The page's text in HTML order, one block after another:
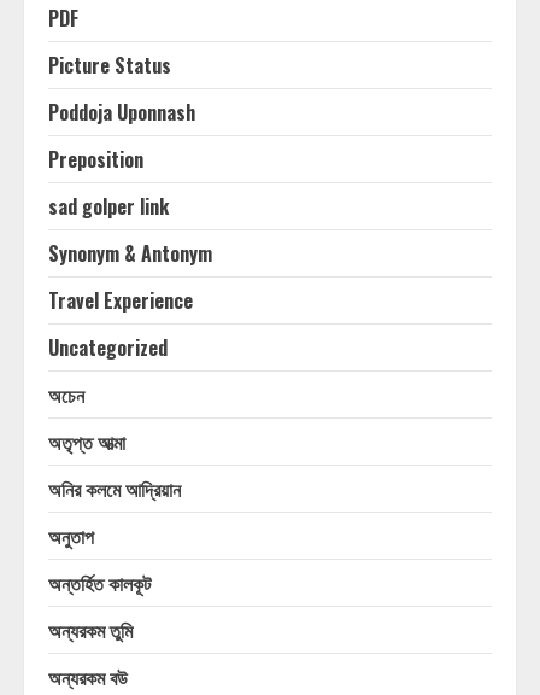
PDF
Picture Status
Poddoja Uponnash
Preposition
sad golper link
Synonym & Antonym
Travel Experience
Uncategorized
অচেন
অতৃপ্ত আত্মা
অনির কলমে আদ্রিয়ান
অনুতাপ
অন্তর্হিত কালকূট
অন্যরকম তুমি
অন্যরকম বউ